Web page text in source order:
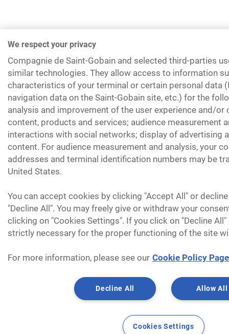
We respect your privacy
Compagnie de Saint-Gobain and selected third-parties
similar technologies. They allow access to information
characteristics of your terminal or certain personal data
navigation data on the Saint-Gobain site, etc.) for the
analysis and improvement of the user experience and/or
content, products and services; audience measurement
interactions with social networks; display of advertising
content. For audience measurement and analysis, your
addresses and terminal identification numbers may be
United States.
You can accept cookies by clicking "Accept All" or
"Decline All". You may freely give or withdraw your
clicking on "Cookies Settings". If you click on "Decline
strictly necessary for the proper functioning of the site
For more information, please see our Cookie Policy Page
Allow All
Decline All
Cookies Settings